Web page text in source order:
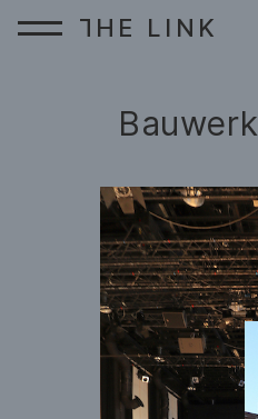
Zum Inhalt springen
T
HE LINK
Bauwerk